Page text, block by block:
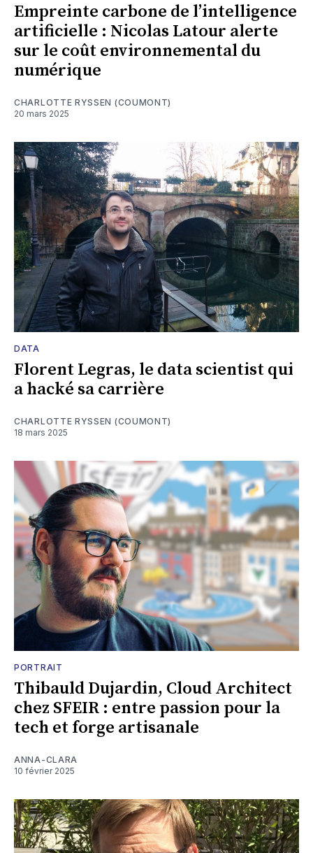
Empreinte carbone de l’intelligence
artificielle : Nicolas Latour alerte
sur le coût environnemental du
numérique
CHARLOTTE RYSSEN (COUMONT)
20 mars 2025
DATA
Florent Legras, le data scientist qui
a hacké sa carrière
CHARLOTTE RYSSEN (COUMONT)
18 mars 2025
PORTRAIT
Thibauld Dujardin, Cloud Architect
chez SFEIR : entre passion pour la
tech et forge artisanale
ANNA-CLARA
10 février 2025